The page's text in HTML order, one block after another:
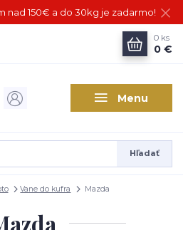
nad 150€ a do 30kg je zadarmo!
Menu
Hľadať
0 ks
0 €
Vane do kufra Mazda